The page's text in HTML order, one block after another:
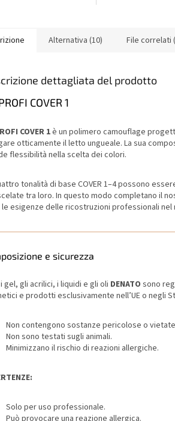
Alternativa (10) File correlati
dettagliata del prodotto
COVER 1
COVER 1è un polimero camouflage
otticamente il letto ungueale. La sua
flessibilità nella scelta dei colori.
tonalità di base COVER 1–4 possono
tra loro. In questo modo completano il
esigenze delle ricostruzioni professionali nel
e sicurezza
gel, gli acrilici, i liquidi e gli oli DENATO sono
e prodotti esclusivamente nell’UE o negli
Non contengono sostanze pericolose o
Non sono testati sugli animali.
Minimizzano il rischio di reazioni allergiche.
Solo per uso professionale.